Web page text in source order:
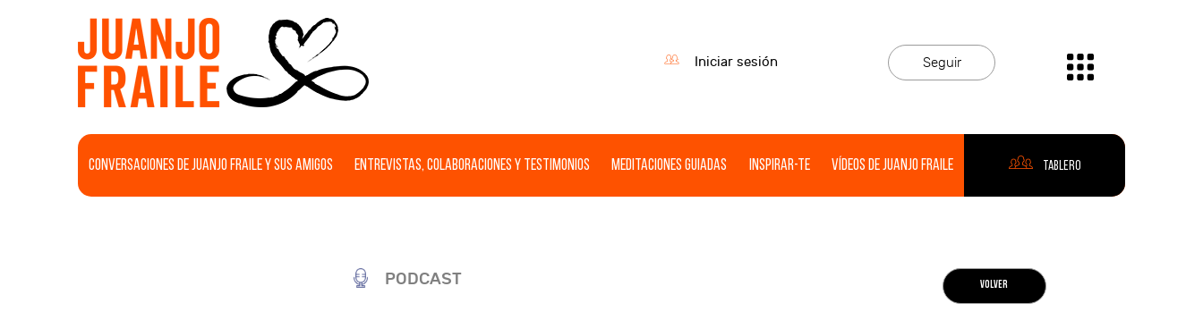
Iniciar sesión Seguir
Conversaciones de Juanjo Fraile y sus amigos Entrevistas, Colaboraciones y Testimonios Meditaciones guiadas Inspirar-te Vídeos de Juanjo Fraile Tablero
PODCAST VOLVER